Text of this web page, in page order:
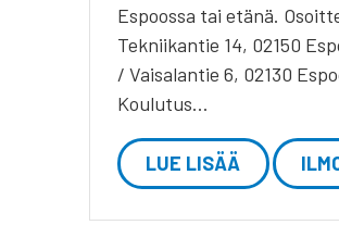
Espoossa tai etänä.
Tekniikantie 14, 02150
/ Vaisalantie 6, 02130
Koulutus…
LUE LISÄÄ